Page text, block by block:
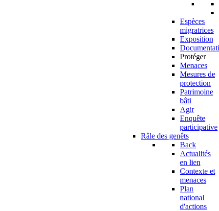
Espèces
migratrices
Exposition
Protéger
Menaces
Mesures de
protection
Patrimoine
bâti
Agir
Enquête
participative
Râle des genêts
Back
Actualités
en lien
Contexte et
menaces
Plan
national
d'actions